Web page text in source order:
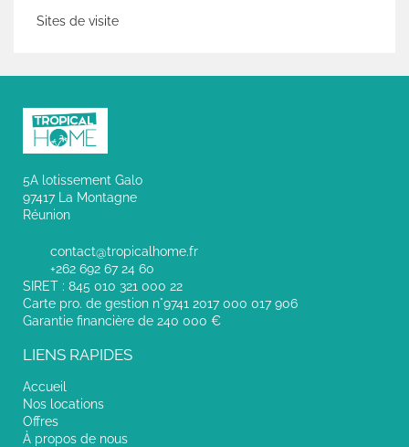
Sites de visite
5A lotissement Galo
97417 La Montagne
Réunion
contact@tropicalhome.fr
+262 692 67 24 60
SIRET : 845 010 321 000 22
Carte pro. de gestion n°9741 2017 000 017 906
Garantie financière de 240 000 €
LIENS RAPIDES
Accueil
Nos locations
Offres
À propos de nous